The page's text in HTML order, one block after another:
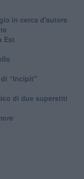
in cerca d'autore
Est
di “Incipit"
di due superstiti